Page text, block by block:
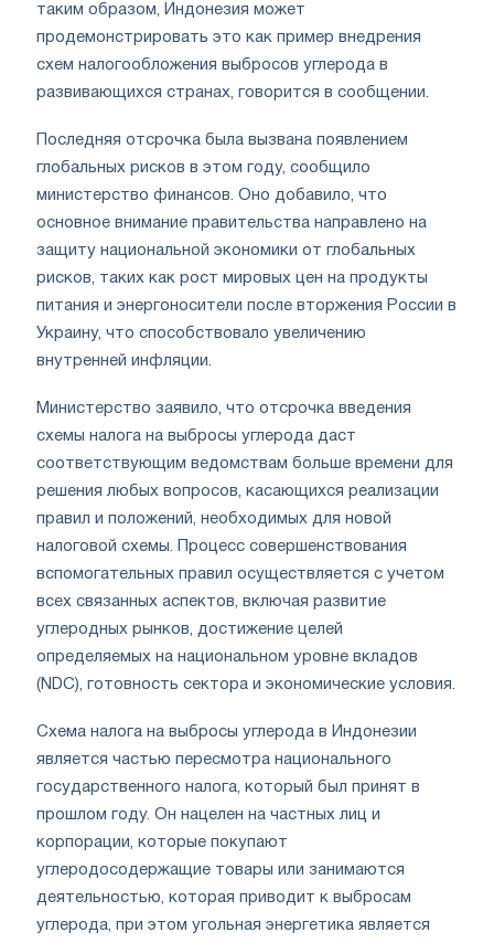
таким образом, Индонезия может
продемонстрировать это как пример внедрения
схем налогообложения выбросов углерода в
развивающихся странах, говорится в сообщении.
Последняя отсрочка была вызвана появлением
глобальных рисков в этом году, сообщило
министерство финансов. Оно добавило, что
основное внимание правительства направлено на
защиту национальной экономики от глобальных
рисков, таких как рост мировых цен на продукты
питания и энергоносители после вторжения России в
Украину, что способствовало увеличению
внутренней инфляции.
Министерство заявило, что отсрочка введения
схемы налога на выбросы углерода даст
соответствующим ведомствам больше времени для
решения любых вопросов, касающихся реализации
правил и положений, необходимых для новой
налоговой схемы. Процесс совершенствования
вспомогательных правил осуществляется с учетом
всех связанных аспектов, включая развитие
углеродных рынков, достижение целей
определяемых на национальном уровне вкладов
(NDC), готовность сектора и экономические условия.
Схема налога на выбросы углерода в Индонезии
является частью пересмотра национального
государственного налога, который был принят в
прошлом году. Он нацелен на частных лиц и
корпорации, которые покупают
углеродосодержащие товары или занимаются
деятельностью, которая приводит к выбросам
углерода, при этом угольная энергетика является